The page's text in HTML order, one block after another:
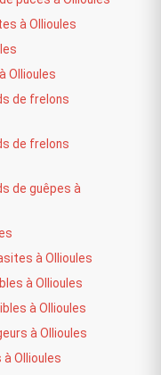
à Ollioules
Ollioules
de frelons
de frelons
de guêpes à
à Ollioules
à Ollioules
à Ollioules
à Ollioules
Ollioules